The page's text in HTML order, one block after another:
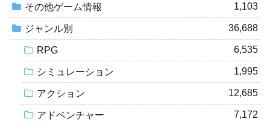
その他ゲーム情報 1,103
ジャンル別 36,688
RPG 6,535
シミュレーション 1,995
アクション 12,685
アドベンチャー 7,172